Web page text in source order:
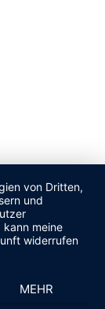
von Dritten,
und
meine
widerrufen
MEHR